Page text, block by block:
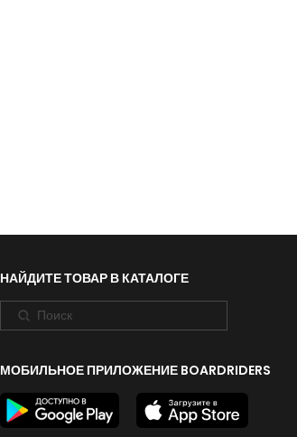
НАЙДИТЕ ТОВАР В КАТАЛОГЕ
МОБИЛЬНОЕ ПРИЛОЖЕНИЕ BOARDRIDERS